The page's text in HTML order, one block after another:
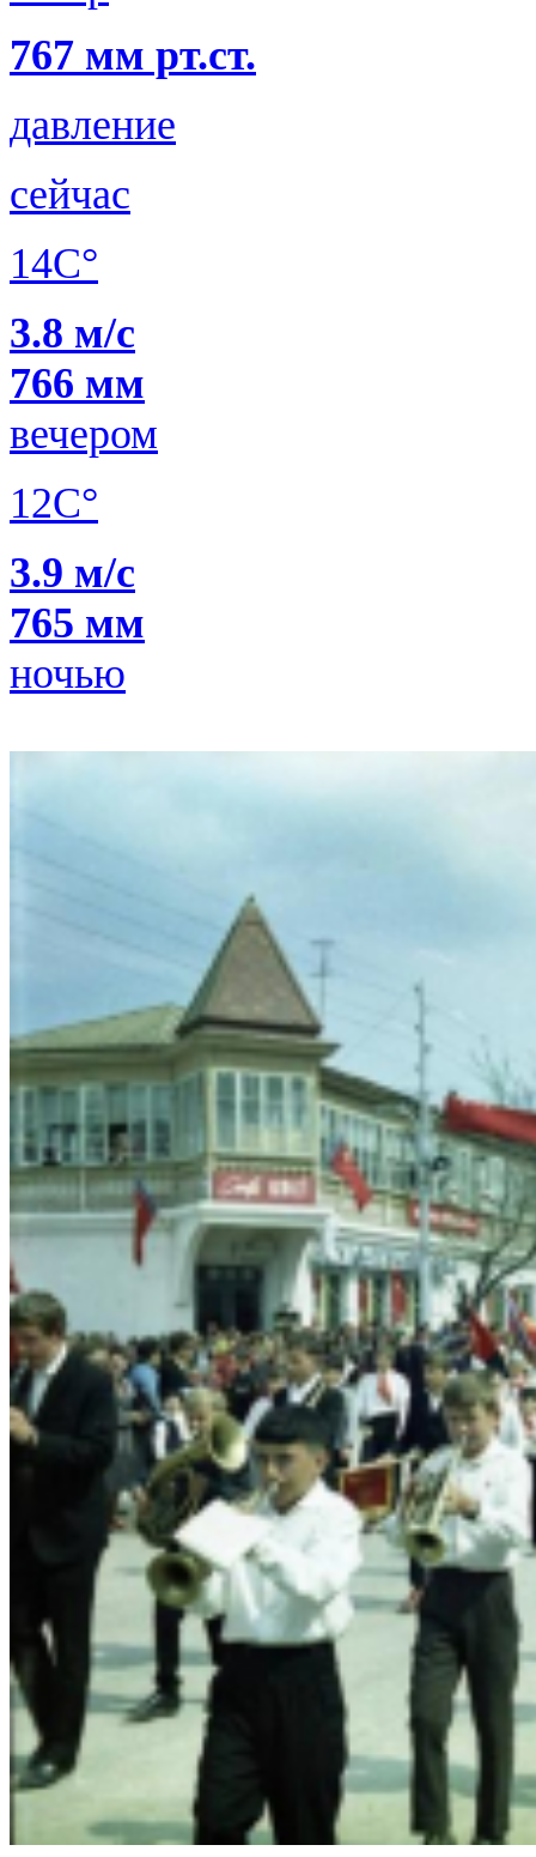
767 мм рт.ст.
давление
сейчас
14C°
3.8 м/с
766 мм
вечером
12C°
3.9 м/с
765 мм
ночью